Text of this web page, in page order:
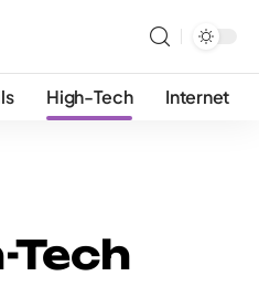
High-Tech Internet
Tech